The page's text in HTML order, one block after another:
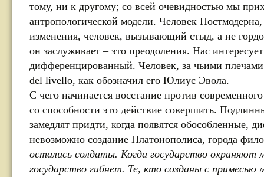
тому, ни к другому; со всей очевидностью мы
антропологической модели. Человек
изменения, человек, вызывающий стыд, а не
он заслуживает – это преодоления. Нас
дифференцированный. Человек, за чьими
del livello, как обозначил его Юлиус Эвола.
С чего начинается восстание против
со способности это действие совершить.
замедлят придти, когда появятся обособленные,
невозможно создание Платонополиса, города
остались солдаты. Когда государство
государство гибнет. Те, кто созданы с